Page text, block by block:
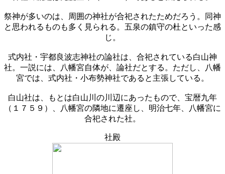
祭神が多いのは、周囲の神社が合祀されたためだろう。同神
と思われるものも多く見られる。五泉の鎮守の杜といった感
じ。
式内社・宇都良波志神社の論社は、合祀されている白山神
社。一説には、八幡宮自体が、論社だとする。ただし、八幡
宮では、式内社・小布勢神社であると主張している。
白山社は、もとは白山川の川辺にあったもので、宝暦九年
（１７５９）、八幡宮の隣地に遷座し、明治七年、八幡宮に
合祀された社。
社殿